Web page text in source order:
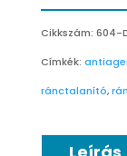
OUTLET
Cikkszám: 604-
Címkék:
ránctalanító,